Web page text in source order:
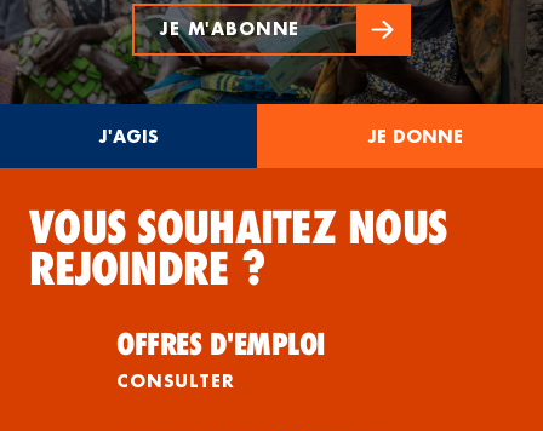
JE M'ABONNE
J'AGIS JE DONNE
VOUS SOUHAITEZ NOUS
REJOINDRE ?
OFFRES D'EMPLOI
CONSULTER